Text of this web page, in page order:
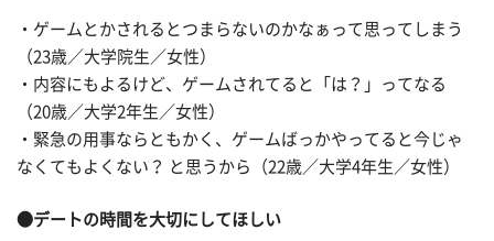
・ゲームとかされるとつまらないのかなぁって思ってしまう
（23歳／大学院生／女性）
・内容にもよるけど、ゲームされてると「は？」ってなる
（20歳／大学2年生／女性）
・緊急の用事ならともかく、ゲームばっかやってると今じゃ
なくてもよくない？ と思うから（22歳／大学4年生／女性）
●デートの時間を大切にしてほしい